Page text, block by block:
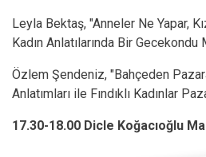
Leyla Bektaş, "Anneler Ne Yapar,
Kadın Anlatılarında Bir
Özlem Şendeniz, "Bahçeden
Anlatımları ile Fındıklı Kadınlar
17.30-18.00 Dicle Koğacıoğlu